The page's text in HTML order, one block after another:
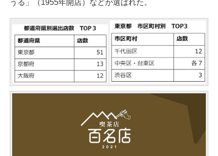
うる」（1955年開店）などが選ばれた。